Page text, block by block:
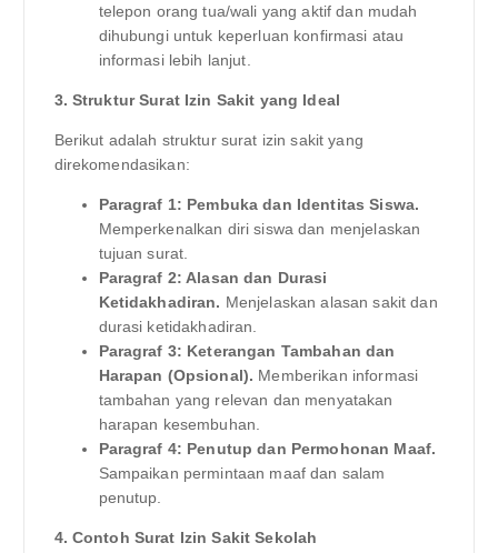
telepon orang tua/wali yang aktif dan mudah
dihubungi untuk keperluan konfirmasi atau
informasi lebih lanjut.
3. Struktur Surat Izin Sakit yang Ideal
Berikut adalah struktur surat izin sakit yang
direkomendasikan:
Paragraf 1: Pembuka dan Identitas Siswa.
Memperkenalkan diri siswa dan menjelaskan
tujuan surat.
Paragraf 2: Alasan dan Durasi
Ketidakhadiran. Menjelaskan alasan sakit dan
durasi ketidakhadiran.
Paragraf 3: Keterangan Tambahan dan
Harapan (Opsional). Memberikan informasi
tambahan yang relevan dan menyatakan
harapan kesembuhan.
Paragraf 4: Penutup dan Permohonan Maaf.
Sampaikan permintaan maaf dan salam
penutup.
4. Contoh Surat Izin Sakit Sekolah